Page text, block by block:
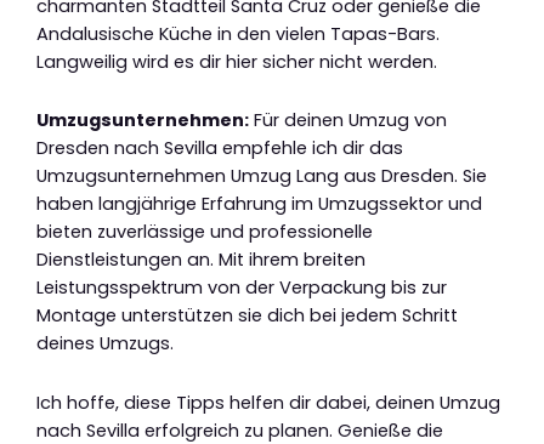
charmanten Stadtteil Santa Cruz oder genieße die
Andalusische Küche in den vielen Tapas-Bars.
Langweilig wird es dir hier sicher nicht werden.
Umzugsunternehmen: Für deinen Umzug von
Dresden nach Sevilla empfehle ich dir das
Umzugsunternehmen Umzug Lang aus Dresden. Sie
haben langjährige Erfahrung im Umzugssektor und
bieten zuverlässige und professionelle
Dienstleistungen an. Mit ihrem breiten
Leistungsspektrum von der Verpackung bis zur
Montage unterstützen sie dich bei jedem Schritt
deines Umzugs.
Ich hoffe, diese Tipps helfen dir dabei, deinen Umzug
nach Sevilla erfolgreich zu planen. Genieße die